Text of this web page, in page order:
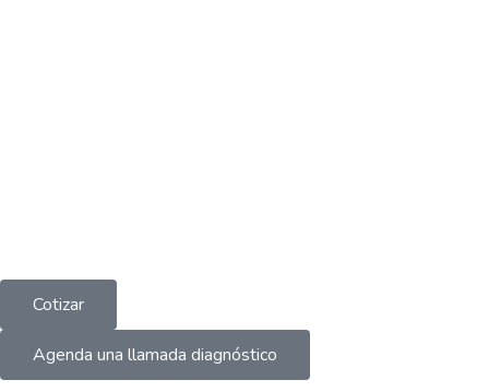
Cotizar
Agenda una llamada diagnóstico